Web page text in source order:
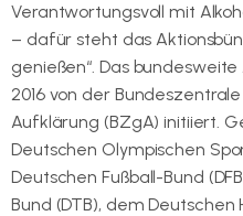
Verantwortungsvoll mit
– dafür steht das
genießen“. Das
2016 von der
Aufklärung (BZgA) initiiert.
Deutschen Olympischen
Deutschen Fußball-Bund
Bund (DTB), dem